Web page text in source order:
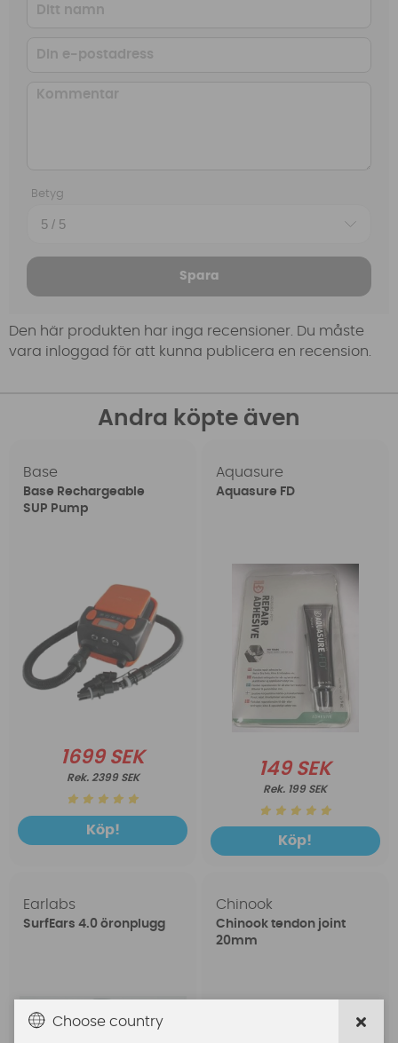
Betyg
Spara
Den här produkten har inga recensioner. Du måste
vara inloggad för att kunna publicera en recension.
Andra köpte även
Base
Base Rechargeable
SUP Pump
1699 SEK
2399 SEK
Köp!
Aquasure
Aquasure FD
149 SEK
199 SEK
Köp!
Earlabs
SurfEars 4.0 öronplugg
Chinook
Chinook tendon joint
20mm
Choose country